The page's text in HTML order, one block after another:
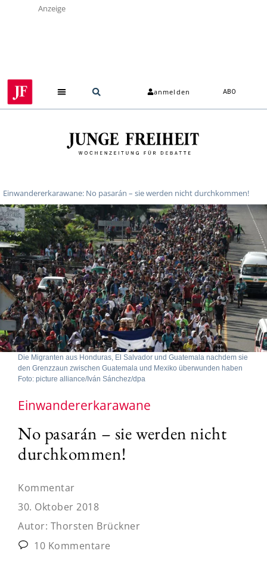
Anzeige
anmelden ABO
Einwandererkarawane: No pasarán – sie werden nicht durchkommen!
Die Migranten aus Honduras, El Salvador und Guatemala nachdem sie
den Grenzzaun zwischen Guatemala und Mexiko überwunden haben
Foto: picture alliance/Iván Sánchez/dpa
Einwandererkarawane
No pasarán – sie werden nicht
durchkommen!
Kommentar
30. Oktober 2018
Autor: Thorsten Brückner
10 Kommentare